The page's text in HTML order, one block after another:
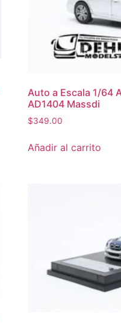
Auto a Escala 1/64
AD1404 Massdi
$349.00
Añadir al carrito